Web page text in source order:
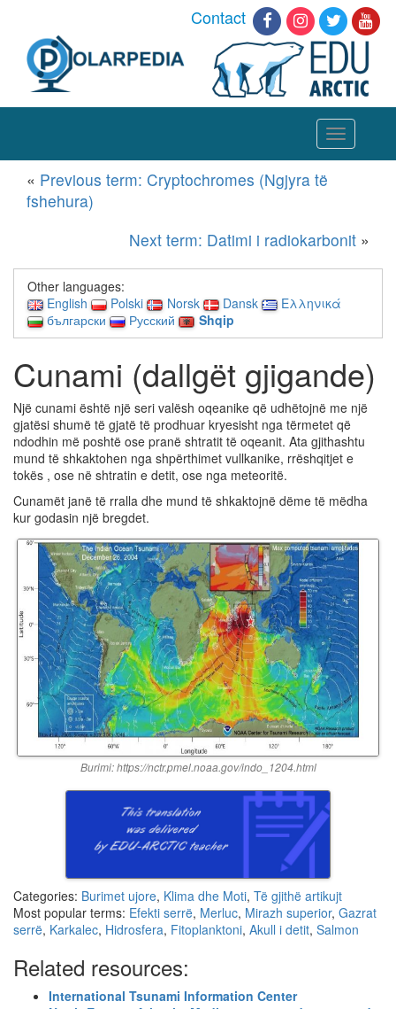
Contact
Toggle
navigation
« Previous term: Cryptochromes (Ngjyra të
fshehura)
Next term: Datimi i radiokarbonit »
Other languages:
English
Polski Norsk Dansk
Ελληνικά
български
Русский Shqip
Cunami (dallgët gjigande)
Një cunami është një seri valësh oqeanike që udhëtojnë me një
gjatësi shumë të gjatë të prodhuar kryesisht nga tërmetet që
ndodhin më poshtë ose pranë shtratit të oqeanit. Ata gjithashtu
mund të shkaktohen nga shpërthimet vullkanike, rrëshqitjet e
tokës , ose në shtratin e detit, ose nga meteoritë.
Cunamët janë të rralla dhe mund të shkaktojnë dëme të mëdha
kur godasin një bregdet.
Burimi: https://nctr.pmel.noaa.gov/indo_1204.html
Categories: Burimet ujore, Klima dhe Moti, Të gjithë artikujt
Most popular terms: Efekti serrë, Merluc, Mirazh superior, Gazrat
serrë, Karkalec, Hidrosfera, Fitoplanktoni, Akull i detit, Salmon
Related resources:
International Tsunami Information Center